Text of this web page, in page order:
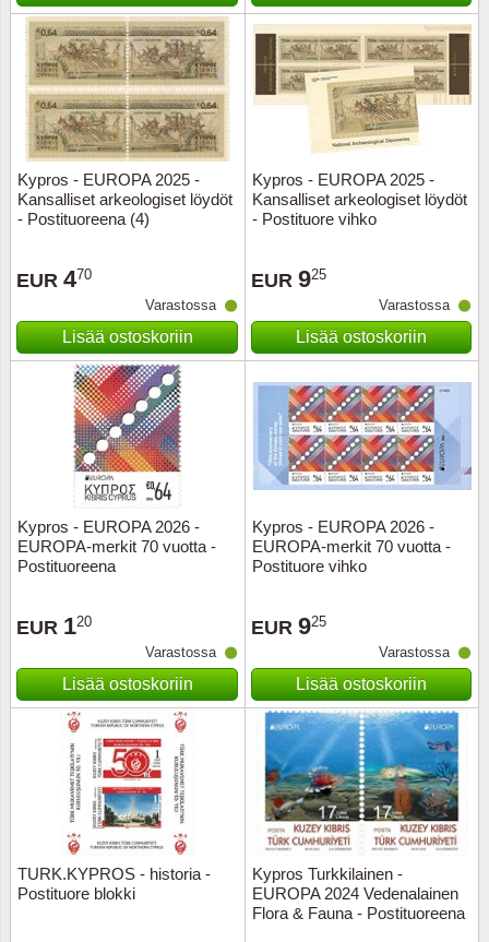
Kypros - EUROPA 2025 -
Kansalliset arkeologiset löydöt
- Postituoreena (4)
EUR 470
Varastossa
Lisää ostoskoriin
Kypros - EUROPA 2025 -
Kansalliset arkeologiset löydöt
- Postituore vihko
EUR 925
Varastossa
Lisää ostoskoriin
Kypros - EUROPA 2026 -
EUROPA-merkit 70 vuotta -
Postituoreena
EUR 120
Varastossa
Lisää ostoskoriin
Kypros - EUROPA 2026 -
EUROPA-merkit 70 vuotta -
Postituore vihko
EUR 925
Varastossa
Lisää ostoskoriin
TURK.KYPROS - historia -
Postituore blokki
Kypros Turkkilainen -
EUROPA 2024 Vedenalainen
Flora & Fauna - Postituoreena